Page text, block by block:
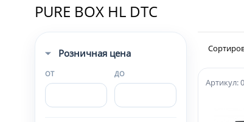
PURE BOX HL DTC
Розничная цена
ОТ ДО
Артикул: